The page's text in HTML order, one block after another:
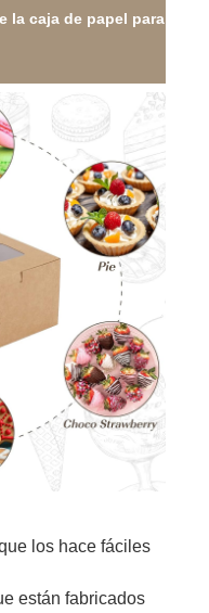
la caja de papel para
los hace fáciles
están fabricados